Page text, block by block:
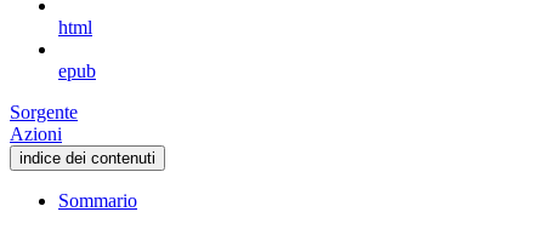
html
epub
Sorgente
Azioni
indice dei contenuti
Sommario